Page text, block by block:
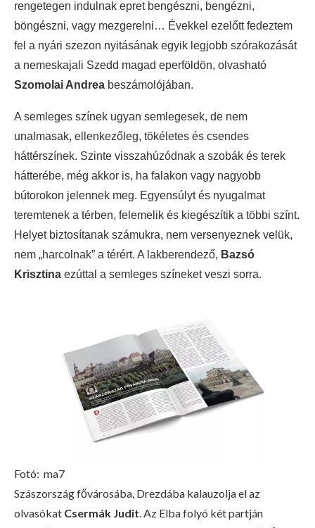
rengetegen indulnak epret bengészni, bengézni,
böngészni, vagy mezgerelni… Évekkel ezelőtt fedeztem
fel a nyári szezon nyitásának egyik legjobb szórakozását
a nemeskajali Szedd magad eperföldön, olvasható
Szomolai Andrea beszámolójában.
A semleges színek ugyan semlegesek, de nem
unalmasak, ellenkezőleg, tökéletes és csendes
háttérszínek. Szinte visszahúzódnak a szobák és terek
hátterébe, még akkor is, ha falakon vagy nagyobb
bútorokon jelennek meg. Egyensúlyt és nyugalmat
teremtenek a térben, felemelik és kiegészítik a többi színt.
Helyet biztosítanak számukra, nem versenyeznek velük,
nem „harcolnak” a térért. A lakberendező, Bazsó
Krisztina ezúttal a semleges színeket veszi sorra.
Fotó: ma7
Szászország fővárosába, Drezdába kalauzolja el az
olvasókat Csermák Judit. Az Elba folyó két partján